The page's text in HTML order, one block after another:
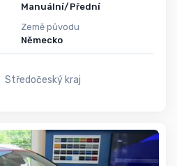
Manuální/Přední
Země původu
Německo
Středočeský kraj